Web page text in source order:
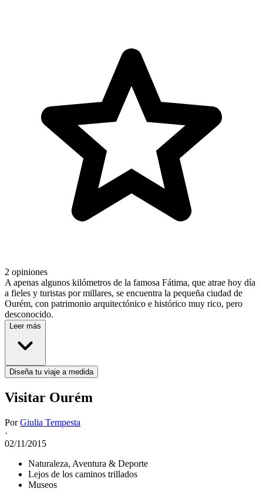
2 opiniones
A apenas algunos kilómetros de la famosa Fátima, que atrae hoy día
a fieles y turistas por millares, se encuentra la pequeña ciudad de
Ourém, con patrimonio arquitectónico e histórico muy rico, pero
desconocido.
Leer más
Diseña tu viaje a medida
Visitar Ourém
PorGiulia Tempesta
·
02/11/2015
Naturaleza, Aventura & Deporte
Lejos de los caminos trillados
Museos